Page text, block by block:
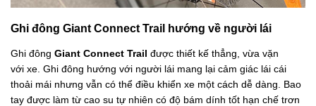
Ghi đông Giant Connect Trail hướng về người lái
Ghi đông Giant Connect Trail được thiết kế thẳng, vừa vặn
với xe. Ghi đông hướng với người lái mang lại cảm giác lái cái
thoải mái nhưng vẫn có thể điều khiển xe một cách dễ dàng. Bao
tay được làm từ cao su tự nhiên có độ bám dính tốt hạn chế trơn